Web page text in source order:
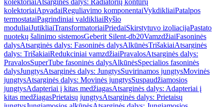
kolektoriaiAtsarginės dalys: Radiatorių kontūrų
kolektoriaiApvadaiReguliavimo komponentaiVykdikliaiPatalpos
termostataiPagrindiniai valdikliaiRyšio
moduliaiJutikliaiTransformatoriaiPriedaiSkirstytuvo izoliacijaPastato
nuotekų šalinimo sistemosGeberit Silent-db20VamzdžiaiFasoninės
dalysAtsarginės dalys: Fasoninės dalysAlkūnėsTrišakiaiAtsarginės
dalys: TrišakiaiRedukciniai vamzdžiaiPravalosAtsarginės dalys:
PravalosSuperTube fasoninės dalysAlkūnėsSpecialios fasoninės
dalysJungtysAtsarginės dalys: JungtysSuvirinamos jungtysMovinės
jungtysAtsarginės dalys: Movinės jungtysSuspaudžiamosios
jungtysAdapteriai į kitas medžiagasAtsarginės dalys: Adapteriai į
kitas medžiagasPrietaisų jungtysAtsarginės dalys: Prietaisų